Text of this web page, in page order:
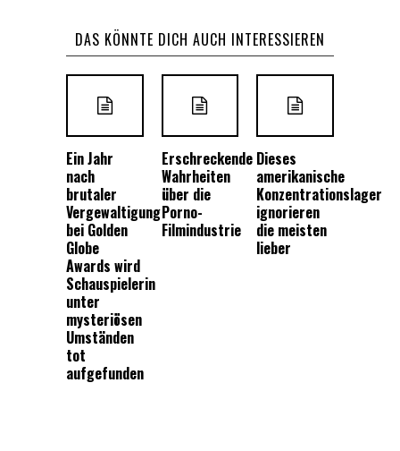
DAS KÖNNTE DICH AUCH INTERESSIEREN
Ein Jahr
nach
brutaler
Vergewaltigung
bei Golden
Globe
Awards wird
Schauspielerin
unter
mysteriösen
Umständen
tot
aufgefunden
Erschreckende
Wahrheiten
über die
Porno-
Filmindustrie
Dieses
amerikanische
Konzentrationslager
ignorieren
die meisten
lieber